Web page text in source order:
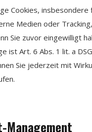
Cookies, insbesondere
Medien oder
Sie zuvor eingewilligt
ist Art. 6 Abs. 1 lit. a
Sie jederzeit mit
Management